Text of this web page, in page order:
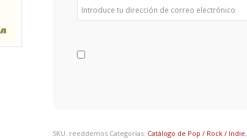
SKU: reeddemos Categorías: Catálogo de Pop / Rock / Indie,